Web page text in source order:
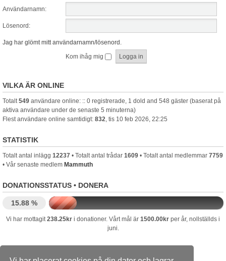
Användarnamn:
Lösenord:
Jag har glömt mitt användarnamn/lösenord.
Kom ihåg mig
VILKA ÄR ONLINE
Totalt549 användare online: :: 0 registrerade, 1 dold and 548 gäster (baserat på
aktiva användare under de senaste 5 minuterna)
Flest användare online samtidigt: 832, tis 10 feb 2026, 22:25
STATISTIK
Totalt antal inlägg 12237 • Totalt antal trådar 1609 • Totalt antal medlemmar 7759
• Vår senaste medlem Mammuth
DONATIONSSTATUS • DONERA
15.88 %
Vi har mottagit238.25kr i donationer. Vårt mål är 1500.00kr per år, nollställds i
juni.